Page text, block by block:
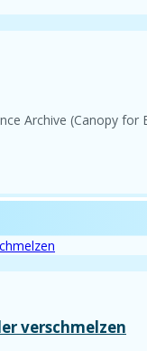
Archive (Canopy
verschmelzen